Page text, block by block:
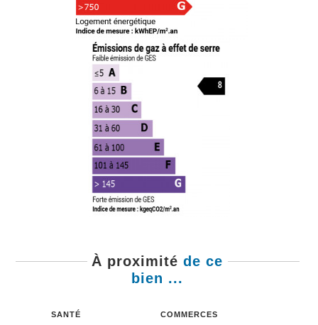
À proximitéde ce
bien ...
SANTÉ COMMERCES